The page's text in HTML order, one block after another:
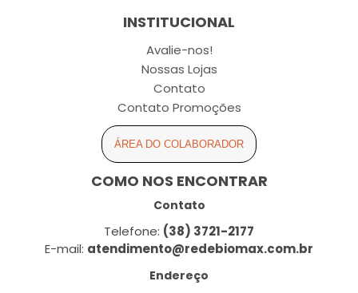
INSTITUCIONAL
Avalie-nos!
Nossas Lojas
Contato
Contato Promoções
ÁREA DO COLABORADOR
COMO NOS ENCONTRAR
Contato
Telefone: (38) 3721-2177
E-mail: atendimento@redebiomax.com.br
Endereço